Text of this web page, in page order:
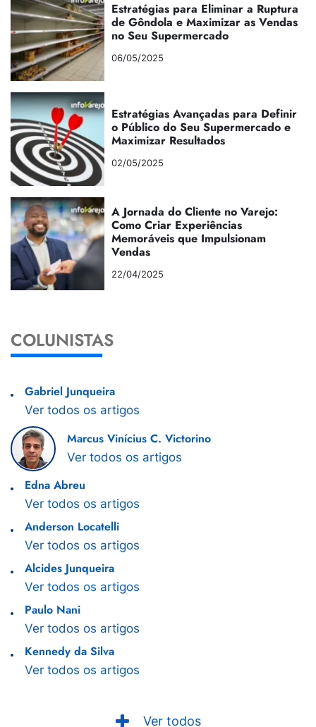
Estratégias para Eliminar a Ruptura
de Gôndola e Maximizar as Vendas
no Seu Supermercado
06/05/2025
Estratégias Avançadas para Definir
o Público do Seu Supermercado e
Maximizar Resultados
02/05/2025
A Jornada do Cliente no Varejo:
Como Criar Experiências
Memoráveis que Impulsionam
Vendas
22/04/2025
COLUNISTAS
Gabriel Junqueira
Ver todos os artigos
Marcus Vinícius C. Victorino
Ver todos os artigos
Edna Abreu
Ver todos os artigos
Anderson Locatelli
Ver todos os artigos
Alcides Junqueira
Ver todos os artigos
Paulo Nani
Ver todos os artigos
Kennedy da Silva
Ver todos os artigos
Ver todos